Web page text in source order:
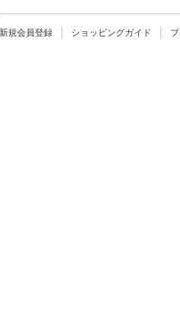
新規会員登録 ショッピングガイド